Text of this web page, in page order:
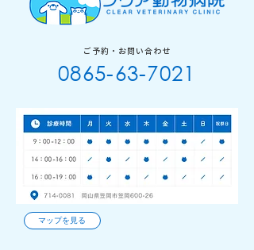
ご予約・お問い合わせ
0865-63-7021
マップを見る